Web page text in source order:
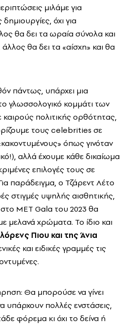
μιλάμε για
όχι για
θα δει τα ωραία σύνολα και
θα δει τα «αίσχη» και θα
πάντως, υπάρχει μια
γλωσσολογικό κομμάτι των
καιρούς πολιτικής ορθότητας,
τους celebrities σε
όπως γινόταν
αλλά έχουμε κάθε δικαίωμα
επιλογές τους σε
παράδειγμα, ο Τζάρεντ Λέτο
στιγμές υψηλής αισθητικής,
MET Gala του 2023 θα
μελανά χρώματα. Το ίδιο και
Πιου και της Άνια
και ειδικές γραμμές τις
Θα μπορούσε να γίνει
υπάρχουν πολλές ενστάσεις,
φόρεμα κι όχι το δείνα ή